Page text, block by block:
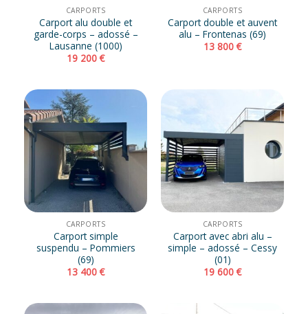
CARPORTS
Carport alu double et
garde-corps – adossé –
Lausanne (1000)
19 200€
CARPORTS
Carport double et auvent
alu – Frontenas (69)
13 800€
CARPORTS
Carport simple
suspendu – Pommiers
(69)
13 400€
CARPORTS
Carport avec abri alu –
simple – adossé – Cessy
(01)
19 600€